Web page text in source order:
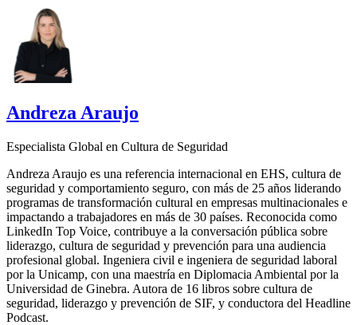
Andreza Araujo
Especialista Global en Cultura de Seguridad
Andreza Araujo es una referencia internacional en EHS, cultura de
seguridad y comportamiento seguro, con más de 25 años liderando
programas de transformación cultural en empresas multinacionales e
impactando a trabajadores en más de 30 países. Reconocida como
LinkedIn Top Voice, contribuye a la conversación pública sobre
liderazgo, cultura de seguridad y prevención para una audiencia
profesional global. Ingeniera civil e ingeniera de seguridad laboral
por la Unicamp, con una maestría en Diplomacia Ambiental por la
Universidad de Ginebra. Autora de 16 libros sobre cultura de
seguridad, liderazgo y prevención de SIF, y conductora del Headline
Podcast.